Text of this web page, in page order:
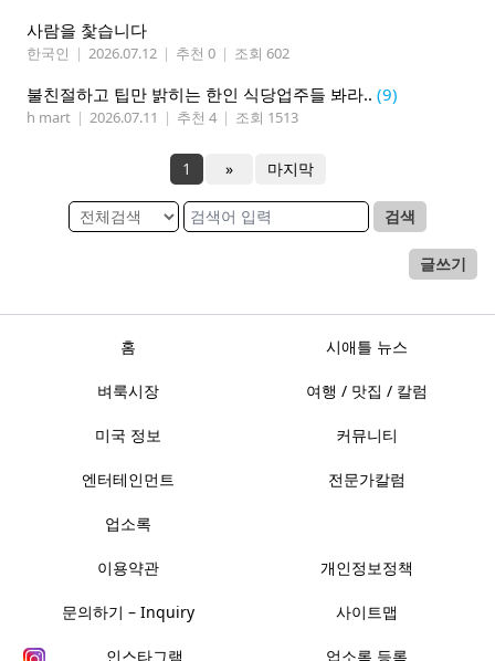
사람을 찿습니다
한국인 | 2026.07.12 | 추천 0 | 조회 602
불친절하고 팁만 밝히는 한인 식당업주들 봐라.. (9)
h mart | 2026.07.11 | 추천 4 | 조회 1513
1 » 마지막
검색
글쓰기
홈 시애틀 뉴스
벼룩시장 여행 / 맛집 / 칼럼
미국 정보 커뮤니티
엔터테인먼트 전문가칼럼
업소록
이용약관 개인정보정책
문의하기 – Inquiry 사이트맵
인스타그램 업소록 등록